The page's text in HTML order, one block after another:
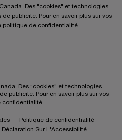
Des "cookies" et technologies
publicité. Pour en savoir plus sur vos
politique de confidentialité
Des “cookies” et technologies
publicité. Pour en savoir plus sur vos
confidentialité
Politique de confidentialité
Déclaration Sur L'Accessibilité